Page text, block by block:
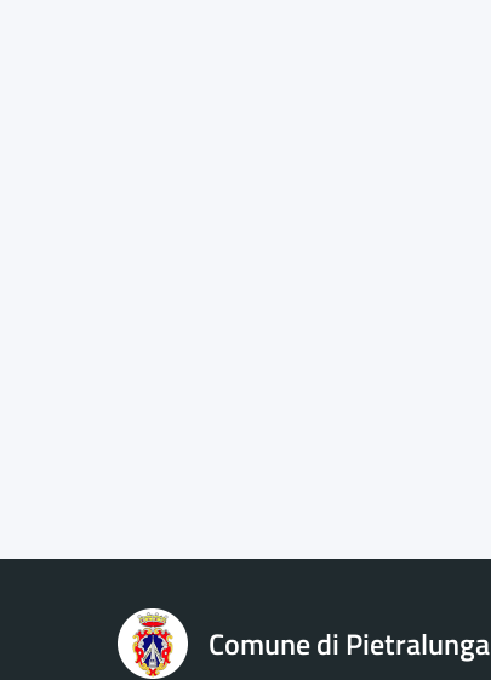
Comune di Pietralunga